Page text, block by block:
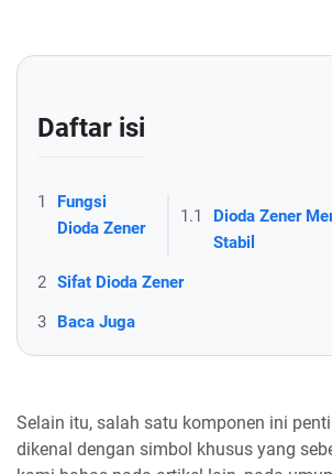
Daftar isi
1
Fungsi
Dioda Zener
1.1
Dioda Zener
Stabil
2 Sifat Dioda Zener
3
Baca Juga
Selain itu, salah satu komponen ini
dikenal dengan simbol khusus yang